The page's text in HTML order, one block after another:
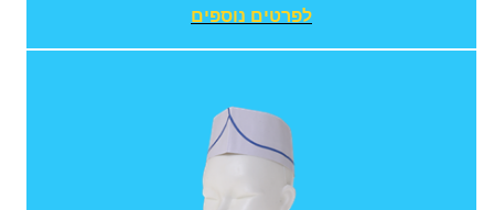
לפרטים נוספים